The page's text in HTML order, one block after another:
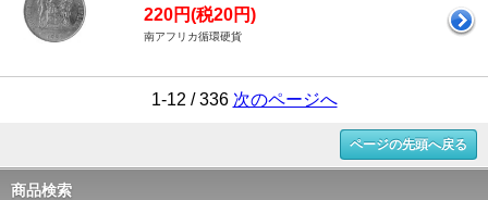
220円(税20円)
南アフリカ循環硬貨
1-12 / 336 次のページへ
ページの先頭へ戻る
商品検索